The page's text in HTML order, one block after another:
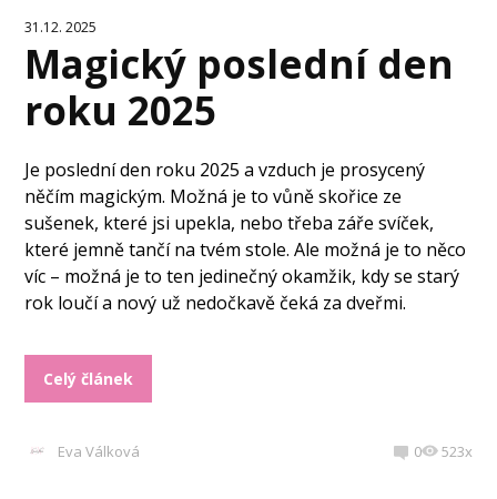
31.12. 2025
Magický poslední den
roku 2025
Je poslední den roku 2025 a vzduch je prosycený
něčím magickým. Možná je to vůně skořice ze
sušenek, které jsi upekla, nebo třeba záře svíček,
které jemně tančí na tvém stole. Ale možná je to něco
víc – možná je to ten jedinečný okamžik, kdy se starý
rok loučí a nový už nedočkavě čeká za dveřmi.
Celý článek
Eva Válková 0 523x